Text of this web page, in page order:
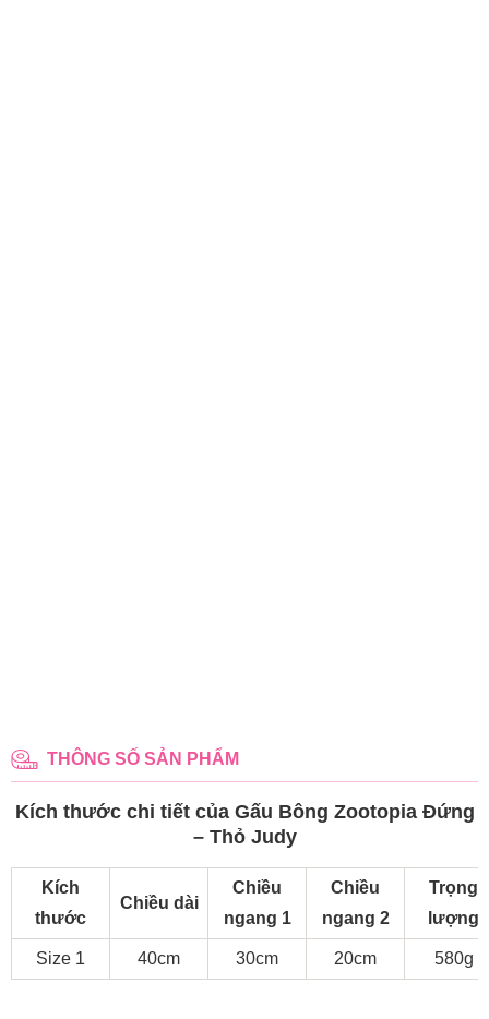
THÔNG SỐ SẢN PHẨM
Kích thước chi tiết của Gấu Bông Zootopia Đứng
– Thỏ Judy
Kích
thước
Chiều dài
Chiều
ngang 1
Chiều
ngang 2
Trọng
lượng
Size 1 40cm 30cm 20cm 580g